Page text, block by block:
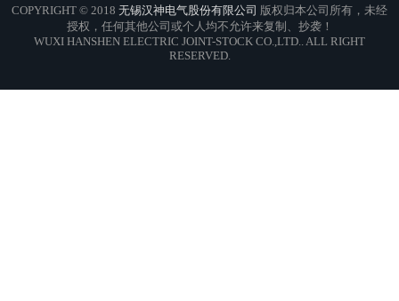
COPYRIGHT © 2018 无锡汉神电气股份有限公司 版权归本公司所有，未经
授权，任何其他公司或个人均不允许来复制、抄袭！
WUXI HANSHEN ELECTRIC JOINT-STOCK CO.,LTD.. ALL RIGHT
RESERVED.